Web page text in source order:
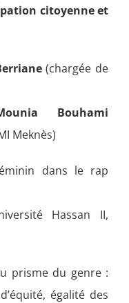
citoyenne et
(chargée de
Bouhami
Meknès)
dans le rap
Hassan II,
prisme du genre :
égalité des